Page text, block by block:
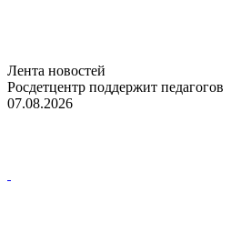
Лента новостей
Росдетцентр поддержит педагогов
07.08.2026